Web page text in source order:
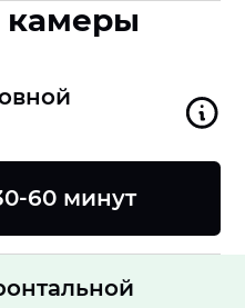
камеры
60 минут